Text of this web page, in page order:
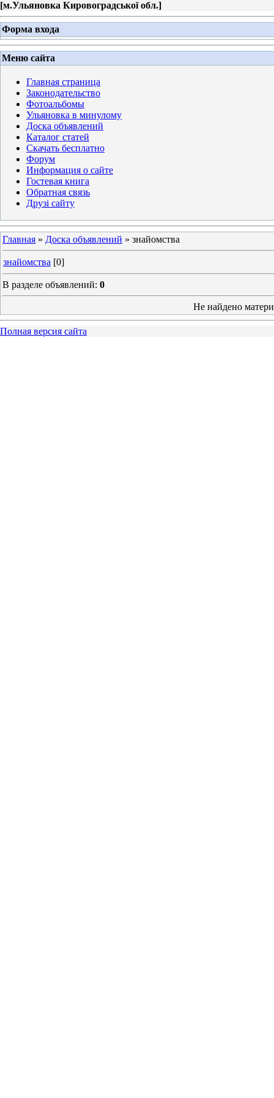
[м.Ульяновка Кировоградської обл.]
Форма входа
Меню сайта
Главная страница
Законодательство
Фотоальбомы
Ульяновка в минулому
Доска объявлений
Каталог статей
Скачать бесплатно
Форум
Информация о сайте
Гостевая книга
Обратная связь
Друзі сайту
Главная » Доска объявлений » знайомства
знайомства [0]
В разделе объявлений: 0
Не найдено
Полная версия сайта